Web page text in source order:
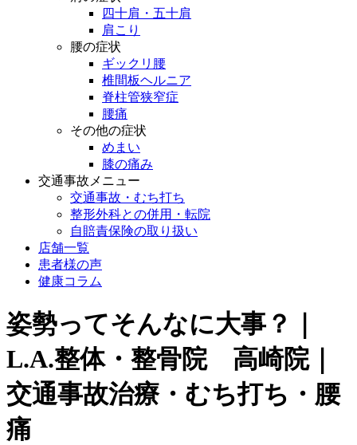
四十肩・五十肩
肩こり
腰の症状
ギックリ腰
椎間板ヘルニア
脊柱管狭窄症
腰痛
その他の症状
めまい
膝の痛み
交通事故メニュー
交通事故・むち打ち
整形外科との併用・転院
自賠責保険の取り扱い
店舗一覧
患者様の声
健康コラム
姿勢ってそんなに大事？｜
L.A.整体・整骨院 高崎院｜
交通事故治療・むち打ち・腰
痛